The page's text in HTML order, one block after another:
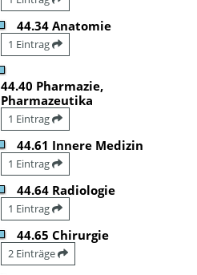
44.34 Anatomie
1 Eintrag
44.40 Pharmazie,
Pharmazeutika
1 Eintrag
44.61 Innere Medizin
1 Eintrag
44.64 Radiologie
1 Eintrag
44.65 Chirurgie
2 Einträge